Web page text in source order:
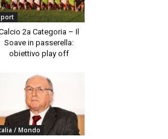
2a Categoria – Il
Soave in passerella:
obiettivo play off
/ Mondo